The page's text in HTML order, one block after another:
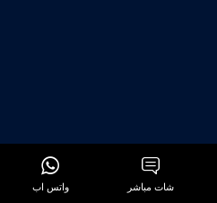
شات مباشر واتس اب